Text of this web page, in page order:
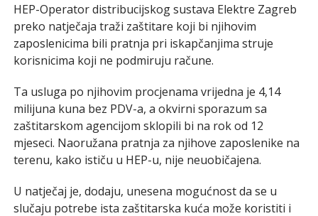
HEP-Operator distribucijskog sustava Elektre Zagreb
preko natječaja traži zaštitare koji bi njihovim
zaposlenicima bili pratnja pri iskapčanjima struje
korisnicima koji ne podmiruju račune.
Ta usluga po njihovim procjenama vrijedna je 4,14
milijuna kuna bez PDV-a, a okvirni sporazum sa
zaštitarskom agencijom sklopili bi na rok od 12
mjeseci. Naoružana pratnja za njihove zaposlenike na
terenu, kako ističu u HEP-u, nije neuobičajena.
U natječaj je, dodaju, unesena mogućnost da se u
slučaju potrebe ista zaštitarska kuća može koristiti i